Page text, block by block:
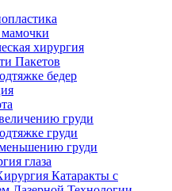
хирургия
Пакетов
бедер
груди
груди
груди
глаза
Катаракты с